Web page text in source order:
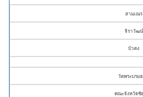
สามเณร
จิราวัฒน์
บัวดง
วัดพระบรม
คณะจังหวัดชั